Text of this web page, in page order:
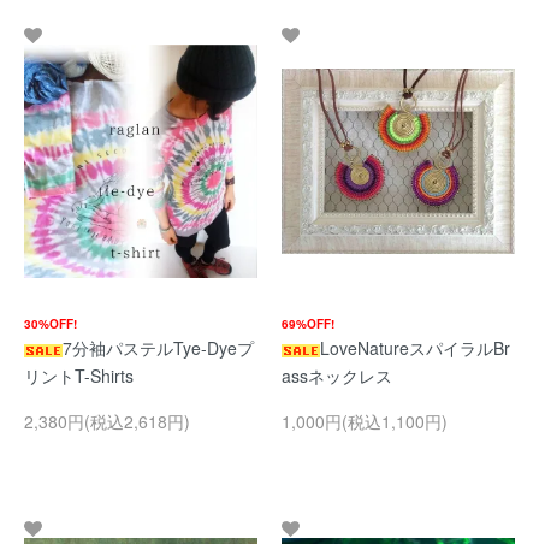
30%OFF!
7分袖パステルTye-Dyeプ
リントT-Shirts
2,380円(税込2,618円)
69%OFF!
LoveNatureスパイラルBr
assネックレス
1,000円(税込1,100円)